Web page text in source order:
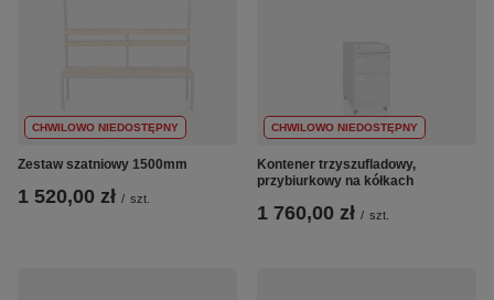
CHWILOWO NIEDOSTĘPNY
Zestaw szatniowy 1500mm
1 520,00 zł / szt.
CHWILOWO NIEDOSTĘPNY
Kontener trzyszufladowy,
przybiurkowy na kółkach
1 760,00 zł / szt.